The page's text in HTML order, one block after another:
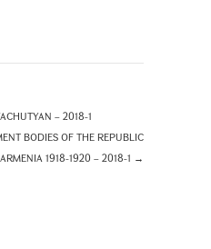
– 2018-1
BODIES OF THE REPUBLIC
1918-1920 – 2018-1 →